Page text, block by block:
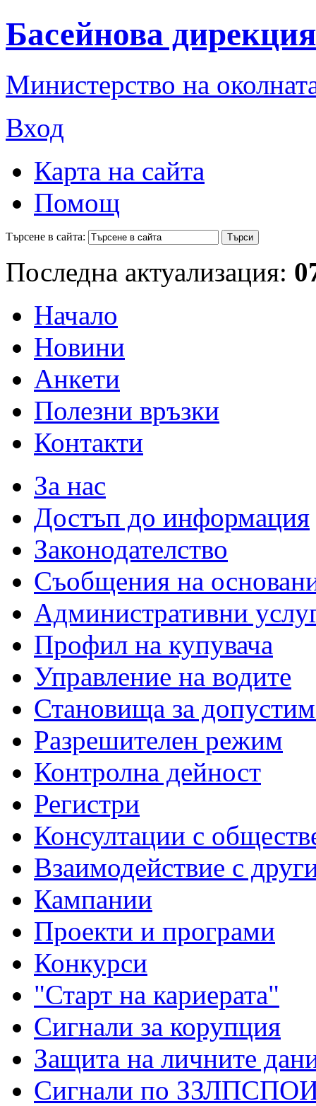
Басейнова
Министерство на
Вход
Карта на сайта
Помощ
Търсене в сайта:
Последна актуализация:
Начало
Новини
Анкети
Полезни връзки
Контакти
За нас
Достъп до информация
Законодателство
Съобщения на
Административни
Профил на купувача
Управление на водите
Становища за
Разрешителен режим
Контролна дейност
Регистри
Консултации с
Взаимодействие с
Кампании
Проекти и програми
Конкурси
"Старт на кариерата"
Сигнали за корупция
Защита на личните
Сигнали по